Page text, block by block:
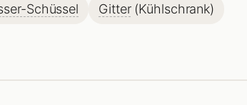
Schüssel Gitter(Kühlschrank)